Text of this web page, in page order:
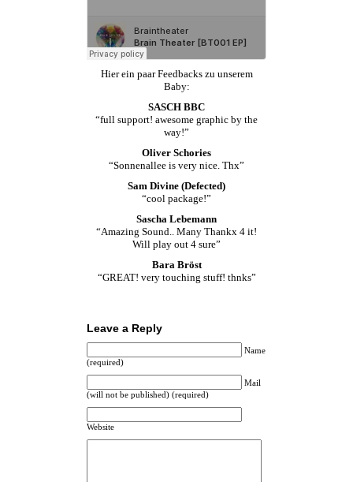
Hier ein paar Feedbacks zu unserem
Baby:
SASCH BBC
“full support! awesome graphic by the
way!”
Oliver Schories
“Sonnenallee is very nice. Thx”
Sam Divine (Defected)
“cool package!”
Sascha Lebemann
“Amazing Sound.. Many Thankx 4 it!
Will play out 4 sure”
Bara Bröst
“GREAT! very touching stuff! thnks”
Leave a Reply
Name
(required)
Mail
(will not be published) (required)
Website